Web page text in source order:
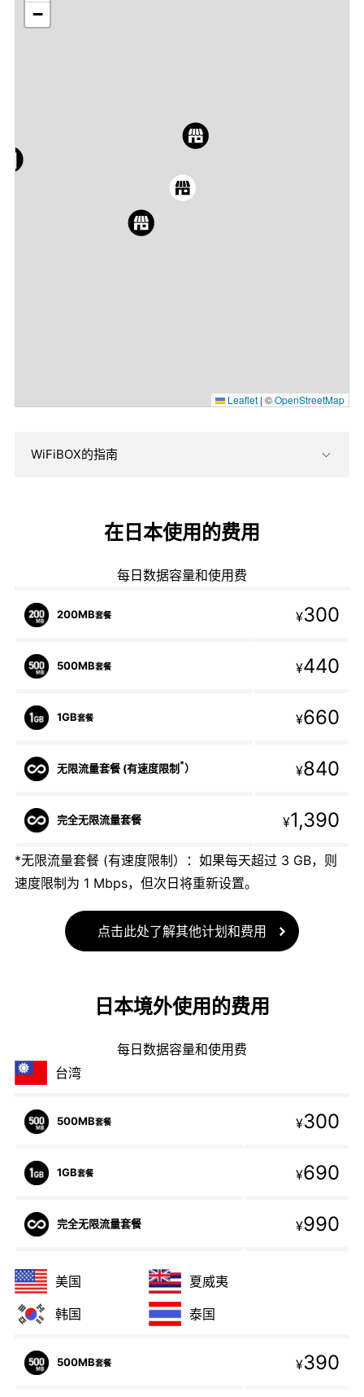
−
Leaflet | ©OpenStreetMap
WiFiBOX的指南
在日本使用的费用
每日数据容量和使用费
200MB套餐 ¥300
500MB套餐 ¥440
1GB套餐 ¥660
无限流量套餐 (有速度限制 *） ¥840
完全无限流量套餐 ¥1,390
*无限流量套餐 (有速度限制）：如果每天超过 3 GB，则
速度限制为 1 Mbps，但次日将重新设置。
点击此处了解其他计划和费用
日本境外使用的费用
每日数据容量和使用费
台湾
500MB套餐 ¥300
1GB套餐 ¥690
完全无限流量套餐 ¥990
美国
夏威夷
韩国
泰国
500MB套餐 ¥390